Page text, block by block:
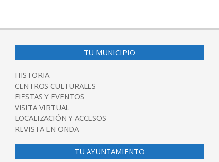
TU MUNICIPIO
HISTORIA
CENTROS CULTURALES
FIESTAS Y EVENTOS
VISITA VIRTUAL
LOCALIZACIÓN Y ACCESOS
REVISTA EN ONDA
TU AYUNTAMIENTO